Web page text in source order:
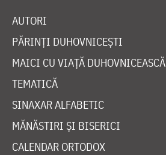
AUTORI
PĂRINȚI DUHOVNICEȘTI
MAICI CU VIAȚĂ DUHOVNICEASCĂ
TEMATICĂ
SINAXAR ALFABETIC
MĂNĂSTIRI ȘI BISERICI
CALENDAR ORTODOX